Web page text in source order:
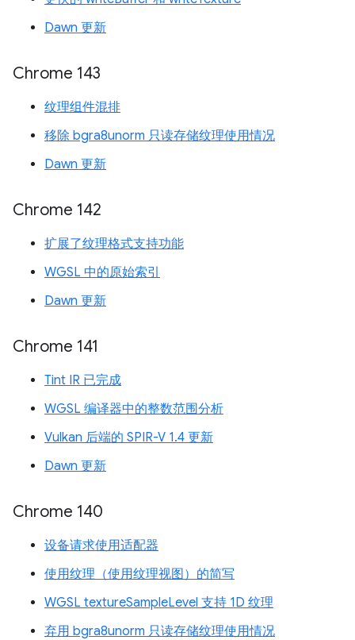
Dawn 更新
Chrome 143
纹理组件混排
移除 bgra8unorm 只读存储纹理使用情况
Dawn 更新
Chrome 142
扩展了纹理格式支持功能
WGSL 中的原始索引
Dawn 更新
Chrome 141
Tint IR 已完成
WGSL 编译器中的整数范围分析
Vulkan 后端的 SPIR-V 1.4 更新
Dawn 更新
Chrome 140
设备请求使用适配器
使用纹理（使用纹理视图）的简写
WGSL textureSampleLevel 支持 1D 纹理
弃用 bgra8unorm 只读存储纹理使用情况